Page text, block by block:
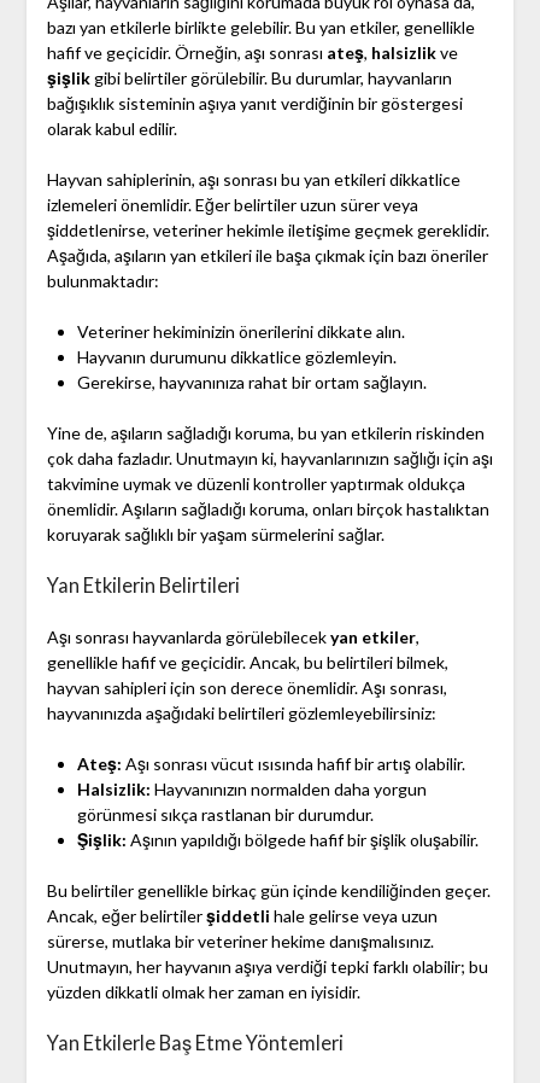
bazı yan etkilerle birlikte gelebilir. Bu yan etkiler, genellikle
hafif ve geçicidir. Örneğin, aşı sonrası ateş, halsizlikve
şişlikgibi belirtiler görülebilir. Bu durumlar, hayvanların
bağışıklık sisteminin aşıya yanıt verdiğinin bir göstergesi
olarak kabul edilir.
Hayvan sahiplerinin, aşı sonrası bu yan etkileri dikkatlice
izlemeleri önemlidir. Eğer belirtiler uzun sürer veya
şiddetlenirse, veteriner hekimle iletişime geçmek gereklidir.
Aşağıda, aşıların yan etkileri ile başa çıkmak için bazı öneriler
bulunmaktadır:
Veteriner hekiminizin önerilerini dikkate alın.
Hayvanın durumunu dikkatlice gözlemleyin.
Gerekirse, hayvanınıza rahat bir ortam sağlayın.
Yine de, aşıların sağladığı koruma, bu yan etkilerin riskinden
çok daha fazladır. Unutmayın ki, hayvanlarınızın sağlığı için aşı
takvimine uymak ve düzenli kontroller yaptırmak oldukça
önemlidir. Aşıların sağladığı koruma, onları birçok hastalıktan
koruyarak sağlıklı bir yaşam sürmelerini sağlar.
Yan Etkilerin Belirtileri
Aşı sonrası hayvanlarda görülebilecekyan etkiler,
genellikle hafif ve geçicidir. Ancak, bu belirtileri bilmek,
hayvan sahipleri için son derece önemlidir. Aşı sonrası,
hayvanınızda aşağıdaki belirtileri gözlemleyebilirsiniz:
Ateş: Aşı sonrası vücut ısısında hafif bir artış olabilir.
Halsizlik: Hayvanınızın normalden daha yorgun
görünmesi sıkça rastlanan bir durumdur.
Şişlik: Aşının yapıldığı bölgede hafif bir şişlik oluşabilir.
Bu belirtiler genellikle birkaç gün içinde kendiliğinden geçer.
Ancak, eğer belirtilerşiddetli hale gelirse veya uzun
sürerse, mutlaka bir veteriner hekime danışmalısınız.
Unutmayın, her hayvanın aşıya verdiği tepki farklı olabilir; bu
yüzden dikkatli olmak her zaman en iyisidir.
Yan Etkilerle Baş Etme Yöntemleri